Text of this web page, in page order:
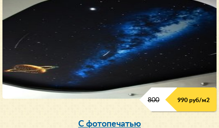
800 990 руб/м2
С фотопечатью